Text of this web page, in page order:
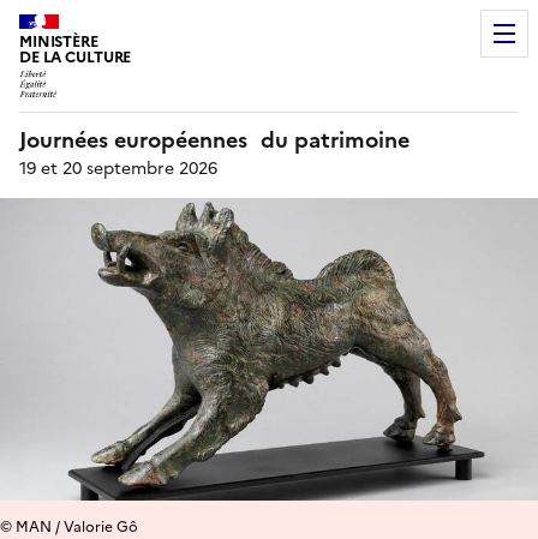
MINISTÈRE
DE LA CULTURE
Journées européennes du patrimoine
19 et 20 septembre 2026
© MAN / Valorie Gô